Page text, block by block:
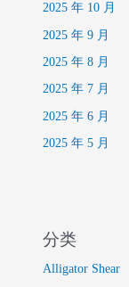
2025 年 10 月
2025 年 9 月
2025 年 8 月
2025 年 7 月
2025 年 6 月
2025 年 5 月
分类
Alligator Shear